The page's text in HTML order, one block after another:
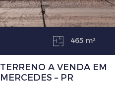
465 m²
TERRENO A VENDA EM
MERCEDES – PR